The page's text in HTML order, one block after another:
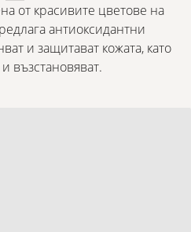
от красивите цветове на
антиоксидантни
и защитават кожата, като
възстановяват.